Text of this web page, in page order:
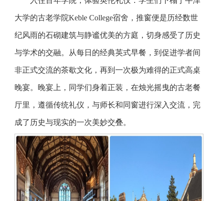
大学的古老学院Keble College宿舍，推窗便是历经数世
纪风雨的石砌建筑与静谧优美的方庭，切身感受了历史
与学术的交融。从每日的经典英式早餐，到促进学者间
非正式交流的茶歇文化，再到一次极为难得的正式高桌
晚宴。晚宴上，同学们身着正装，在烛光摇曳的古老餐
厅里，遵循传统礼仪，与师长和同窗进行深入交流，完
成了历史与现实的一次美妙交叠。